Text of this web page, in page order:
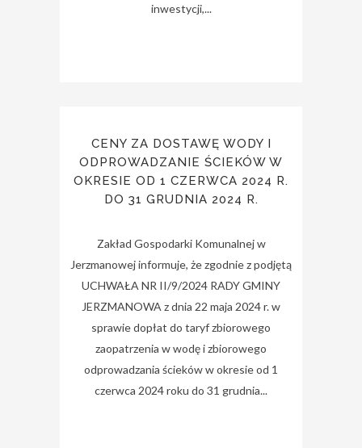
inwestycji,...
CENY ZA DOSTAWĘ WODY I
ODPROWADZANIE ŚCIEKÓW W
OKRESIE OD 1 CZERWCA 2024 R.
DO 31 GRUDNIA 2024 R.
Zakład Gospodarki Komunalnej w
Jerzmanowej informuje, że zgodnie z podjętą
UCHWAŁA NR II/9/2024 RADY GMINY
JERZMANOWA z dnia 22 maja 2024 r. w
sprawie dopłat do taryf zbiorowego
zaopatrzenia w wodę i zbiorowego
odprowadzania ścieków w okresie od 1
czerwca 2024 roku do 31 grudnia...